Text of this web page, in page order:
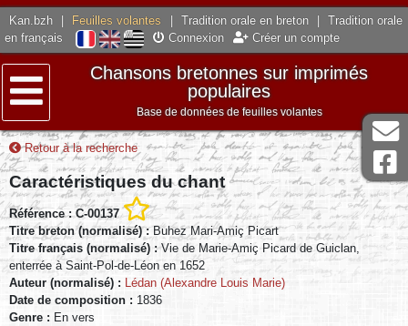
Kan.bzh Feuilles volantes Tradition orale en breton
Tradition orale
en français
Connexion Créer un compte
Menu
Chansons bretonnes sur imprimés
populaires
Base de données de feuilles volantes
Retour à la recherche
Caractéristiques du chant
Référence : C-00137
Titre breton (normalisé) :Buhez Mari-Amiç Picart
Titre français (normalisé) :Vie de Marie-Amiç Picard de Guiclan,
enterrée à Saint-Pol-de-Léon en 1652
Auteur (normalisé) :
Lédan (Alexandre Louis Marie)
Date de composition : 1836
Genre : En vers